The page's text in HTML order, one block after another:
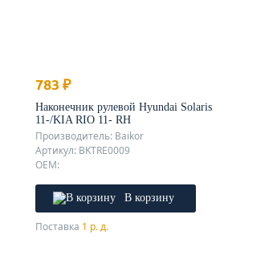
783 ₽
Наконечник рулевой Hyundai Solaris
11-/KIA RIO 11- RH
Производитель: Baikor
Артикул: BKTRE0009
OEM:
В корзину
Поставка 1 р. д.